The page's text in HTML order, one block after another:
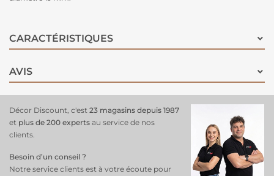
CARACTÉRISTIQUES
AVIS
Décor Discount, c'est 23 magasins depuis 1987
et plus de 200 experts au service de nos
clients.
Besoin d’un conseil ?
Notre service clients est à votre écoute pour